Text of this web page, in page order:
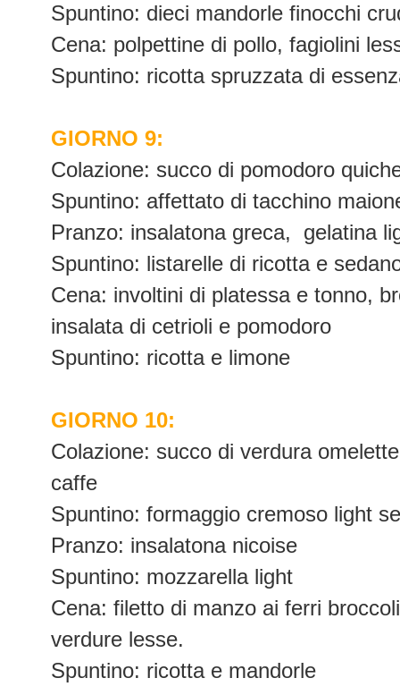
Spuntino: dieci mandorle finocchi
Cena: polpettine di pollo, fagiolini
Spuntino: ricotta spruzzata di
GIORNO 9:
Colazione: succo di pomodoro
Spuntino: affettato di tacchino
Pranzo: insalatona greca, gelatina
Spuntino: listarelle di ricotta e
Cena: involtini di platessa e tonno,
insalata di cetrioli e pomodoro
Spuntino: ricotta e limone
GIORNO 10:
Colazione: succo di verdura
caffe
Spuntino: formaggio cremoso light
Pranzo: insalatona nicoise
Spuntino: mozzarella light
Cena: filetto di manzo ai ferri
verdure lesse.
Spuntino: ricotta e mandorle